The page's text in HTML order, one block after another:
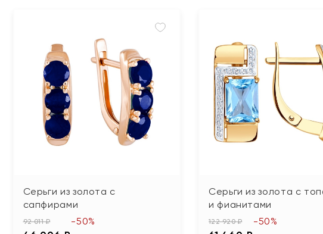
Серьги из золота с
сапфирами
92 011 ₽ -50%
Серьги из золота с
и фианитами
122 920 ₽ -50%